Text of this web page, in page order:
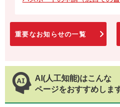
重要なお知らせの一覧
AI(人工知能)はこんな
ページをおすすめしま